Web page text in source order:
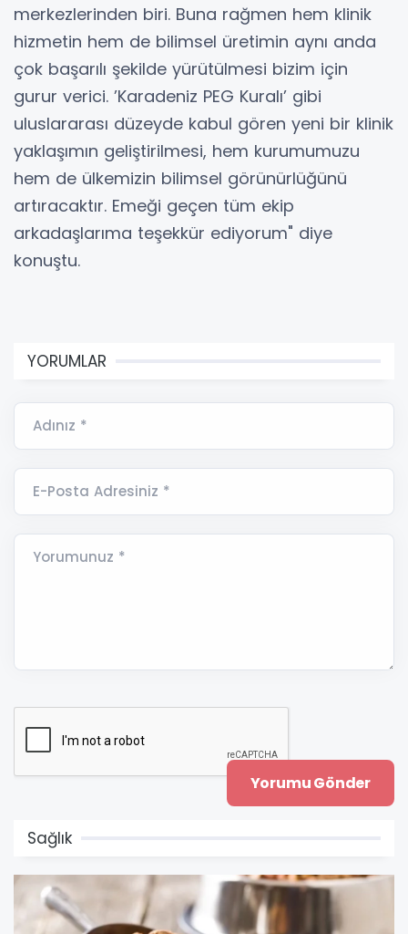
merkezlerinden biri. Buna rağmen hem klinik
hizmetin hem de bilimsel üretimin aynı anda
çok başarılı şekilde yürütülmesi bizim için
gurur verici. ’Karadeniz PEG Kuralı’ gibi
uluslararası düzeyde kabul gören yeni bir klinik
yaklaşımın geliştirilmesi, hem kurumumuzu
hem de ülkemizin bilimsel görünürlüğünü
artıracaktır. Emeği geçen tüm ekip
arkadaşlarıma teşekkür ediyorum" diye
konuştu.
YORUMLAR
Adınız *
E-Posta Adresiniz *
Yorumunuz *
Sağlık